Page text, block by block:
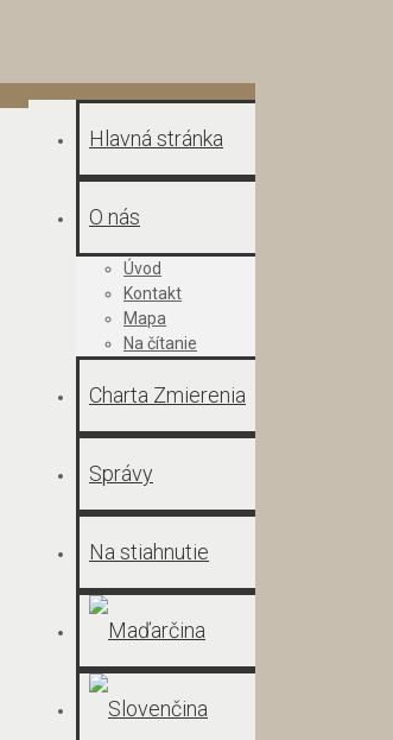
Hlavná stránka
O nás
Úvod
Kontakt
Mapa
Na čítanie
Charta Zmierenia
Správy
Na stiahnutie